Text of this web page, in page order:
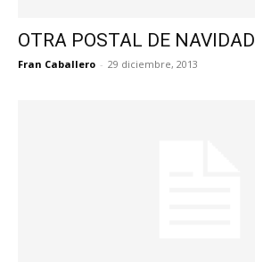
OTRA POSTAL DE NAVIDAD
Fran Caballero - 29 diciembre, 2013